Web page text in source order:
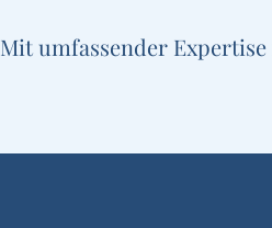
Mit umfassender